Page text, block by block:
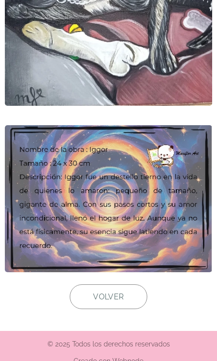
VOLVER
© 2025 Todos los derechos reservados